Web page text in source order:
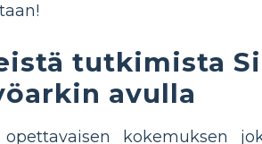
tutkimista
avulla
kokemuksen